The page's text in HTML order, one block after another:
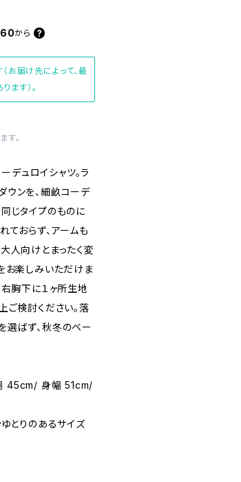
から
届け先によって、最
ます）。
。
ュロイシャツ。ラ
ウンを、細畝コーデ
じタイプのものに
ておらず、アームも
人向けとまったく変
お楽しみいただけま
右胸下に１ヶ所生地
検討ください。落
選ばず、秋冬のベー
45cm/ 身幅 51cm/
りのあるサイズ